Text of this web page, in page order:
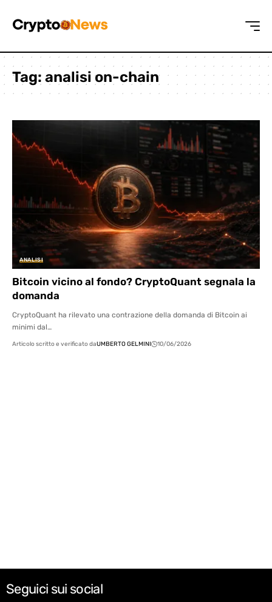
Tag: analisi on-chain
ANALISI
Bitcoin vicino al fondo? CryptoQuant segnala la
domanda
CryptoQuant ha rilevato una contrazione della domanda di Bitcoin ai
minimi dal…
Articolo scritto e verificato daUMBERTO GELMINI 10/06/2026
Seguici sui social